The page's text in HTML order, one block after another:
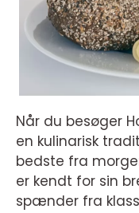
Når du besøger
en kulinarisk
bedste fra
er kendt for sin
spænder fra